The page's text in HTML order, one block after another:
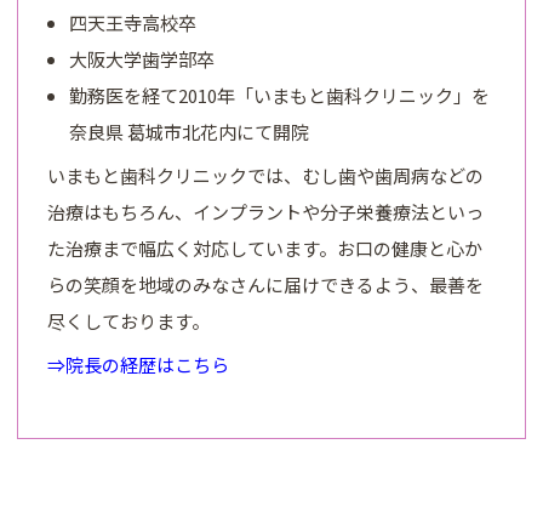
四天王寺高校卒
大阪大学歯学部卒
勤務医を経て2010年「いまもと歯科クリニック」を
奈良県 葛城市北花内にて開院
いまもと歯科クリニックでは、むし歯や歯周病などの
治療はもちろん、インプラントや分子栄養療法といっ
た治療まで幅広く対応しています。お口の健康と心か
らの笑顔を地域のみなさんに届けできるよう、最善を
尽くしております。
⇒院長の経歴はこちら